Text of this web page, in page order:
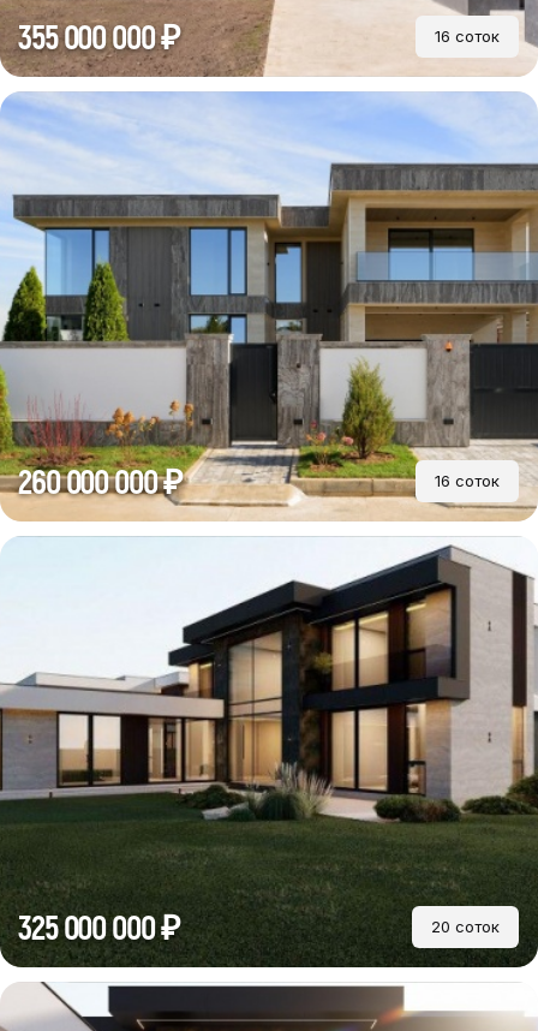
355 000 000 ₽ 16 соток
260 000 000 ₽ 16 соток
325 000 000 ₽ 20 соток